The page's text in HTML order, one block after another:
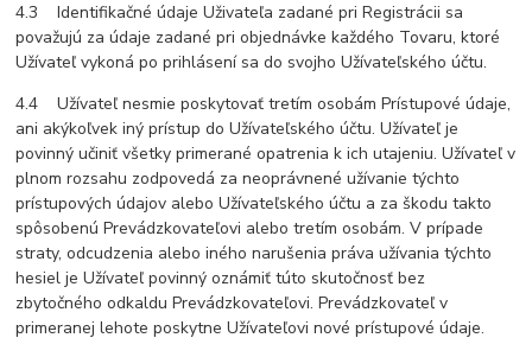
4.3 Identifikačné údaje Uživateľa zadané pri Registrácii sa
považujú za údaje zadané pri objednávke každého Tovaru, ktoré
Užívateľ vykoná po prihlásení sa do svojho Užívateľského účtu.
4.4 Užívateľ nesmie poskytovať tretím osobám Prístupové údaje,
ani akýkoľvek iný prístup do Užívateľského účtu. Užívateľ je
povinný učiniť všetky primerané opatrenia k ich utajeniu. Užívateľ v
plnom rozsahu zodpovedá za neoprávnené užívanie týchto
prístupových údajov alebo Užívateľského účtu a za škodu takto
spôsobenú Prevádzkovateľovi alebo tretím osobám. V prípade
straty, odcudzenia alebo iného narušenia práva užívania týchto
hesiel je Užívateľ povinný oznámiť túto skutočnosť bez
zbytočného odkaldu Prevádzkovateľovi. Prevádzkovateľ v
primeranej lehote poskytne Užívateľovi nové prístupové údaje.